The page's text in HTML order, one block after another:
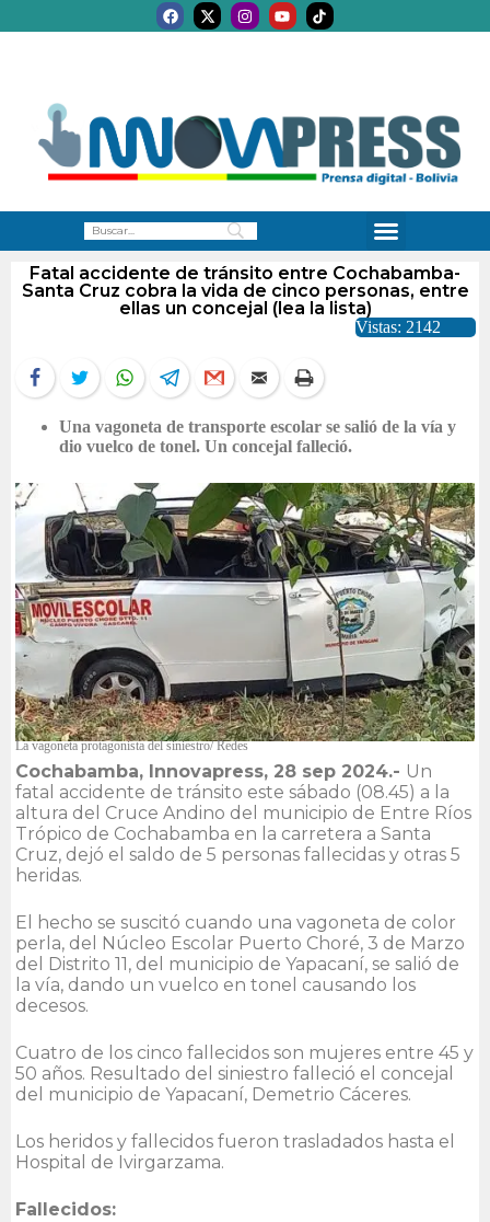
Fatal accidente de tránsito entre Cochabamba-
Santa Cruz cobra la vida de cinco personas, entre
ellas un concejal (lea la lista)
Vistas: 2142
Una vagoneta de transporte escolar se salió de la vía y
dio vuelco de tonel. Un concejal falleció.
La vagoneta protagonista del siniestro/ Redes
Cochabamba, Innovapress, 28 sep 2024.- Un
fatal accidente de tránsito este sábado (08.45) a la
altura del Cruce Andino del municipio de Entre Ríos
Trópico de Cochabamba en la carretera a Santa
Cruz, dejó el saldo de 5 personas fallecidas y otras 5
heridas.
El hecho se suscitó cuando una vagoneta de color
perla, del Núcleo Escolar Puerto Choré, 3 de Marzo
del Distrito 11, del municipio de Yapacaní, se salió de
la vía, dando un vuelco en tonel causando los
decesos.
Cuatro de los cinco fallecidos son mujeres entre 45 y
50 años. Resultado del siniestro falleció el concejal
del municipio de Yapacaní, Demetrio Cáceres.
Los heridos y fallecidos fueron trasladados hasta el
Hospital de Ivirgarzama.
Fallecidos: